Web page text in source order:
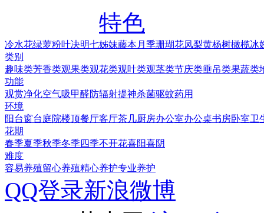
特色
冷水花绿萝粉叶决明七姊妹藤本月季珊瑚花凤梨黄杨树橄榄冰
类别
趣味类芳香类观果类观花类观叶类观茎类节庆类垂吊类果蔬类
功能
观赏净化空气吸甲醛防辐射提神杀菌驱蚊药用
环境
阳台窗台庭院楼顶餐厅客厅茶几厨房办公室办公桌书房卧室卫
花期
春季夏季秋季冬季四季不开花喜阳喜阴
难度
容易养殖留心养殖精心养护专业养护
QQ登录新浪微博